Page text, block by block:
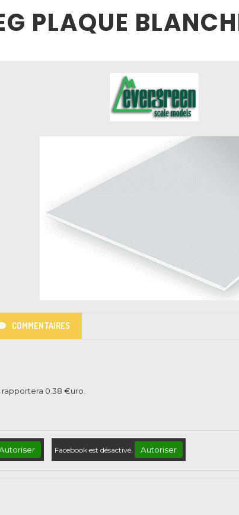
PLAQUE
COMMENTAIRES
0.38 €uro.
Facebook est désactivé. Autoriser